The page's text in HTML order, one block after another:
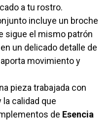
a tu rostro.
incluye un broche
sigue el mismo patrón
un delicado detalle de
movimiento y
pieza trabajada con
calidad que
de Esencia